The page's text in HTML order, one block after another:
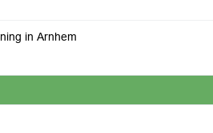
in Arnhem